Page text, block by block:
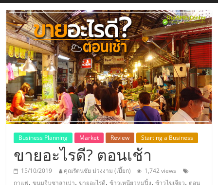
SME
แห่ง
ประเทศไทย,
ThaiSMEsCenter,
รวม
ธุรกิจ
Business Planning Market Review Starting a Business
ขายอะไรดี? ตอนเช้า
15/10/2019 คุณรัตนชัย ม่วงงาม (เปี๊ยก)
1,742 views
กาแฟ,ขนมจีบซาลาเปา,ขายอะไรดี,ข้าวเหนียวหมูปิ้ง,ข้าวไข่เจียว, ตอน